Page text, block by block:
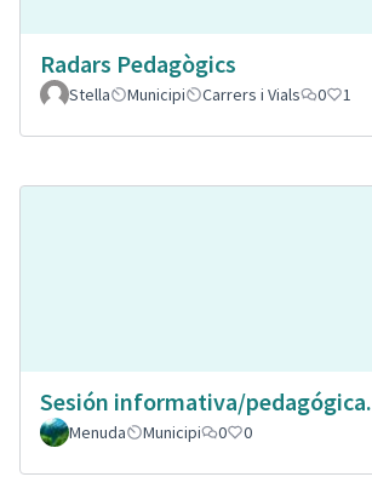
Radars Pedagògics
Stella
Municipi Carrers i Vials 0 1
Sesión informativa/pedagógica.
Menuda
Municipi 0 0